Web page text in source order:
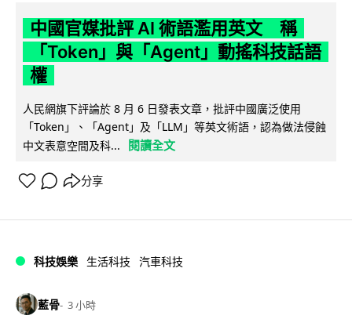
中國官媒批評 AI 術語濫用英文 稱
「Token」與「Agent」動搖科技話語
權
人民網旗下評論於 8 月 6 日發表文章，批評中國廣泛使用
「Token」、「Agent」及「LLM」等英文術語，認為做法侵蝕
中文表意空間及科...
閱讀全文
分享
科技娛樂 生活科技 汽車科技
藍骨 3 小時